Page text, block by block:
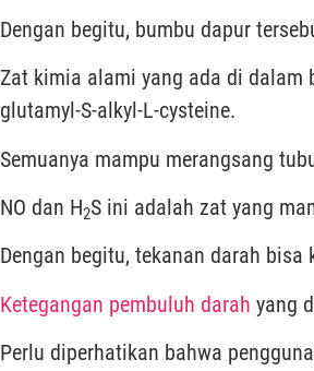
Dengan begitu, bumbu dapur
Zat kimia alami yang ada di dalam
glutamyl-S-alkyl-L-cysteine.
Semuanya mampu merangsang
NO dan H2S ini adalah zat yang
Dengan begitu, tekanan darah
Ketegangan pembuluh darah yang
Perlu diperhatikan bahwa